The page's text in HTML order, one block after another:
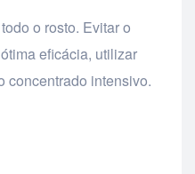
o rosto. Evitar o
eficácia, utilizar
concentrado intensivo.